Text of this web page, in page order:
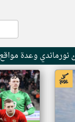
وعدة
اخبار جزر